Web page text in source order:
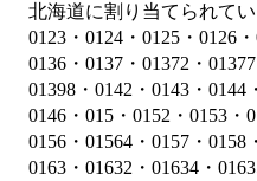
北海道に割り当てられて
0123・0124・0125・0126
0136・0137・01372・
01398・0142・0143・0144
0146・015・0152・0153・
0156・01564・0157・0158
0163・01632・01634・